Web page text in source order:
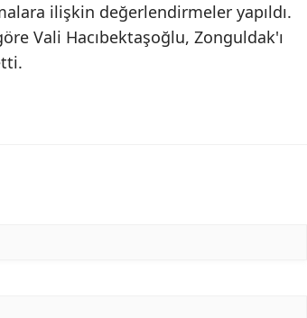
ilişkin değerlendirmeler yapıldı.
Vali Hacıbektaşoğlu, Zonguldak'ı